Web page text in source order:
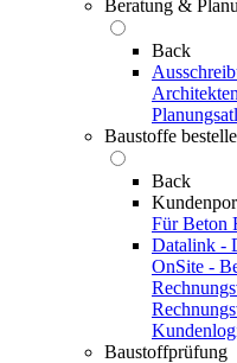
Beratung &
Back
Baustoffe
Back
Für Beton
Datalink -
OnSite -
Baustoffprüfung